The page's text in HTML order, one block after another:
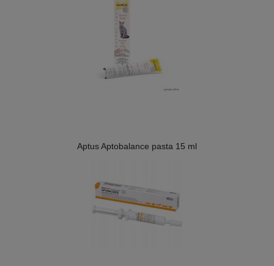
Aptus Aptobalance pasta 15 ml